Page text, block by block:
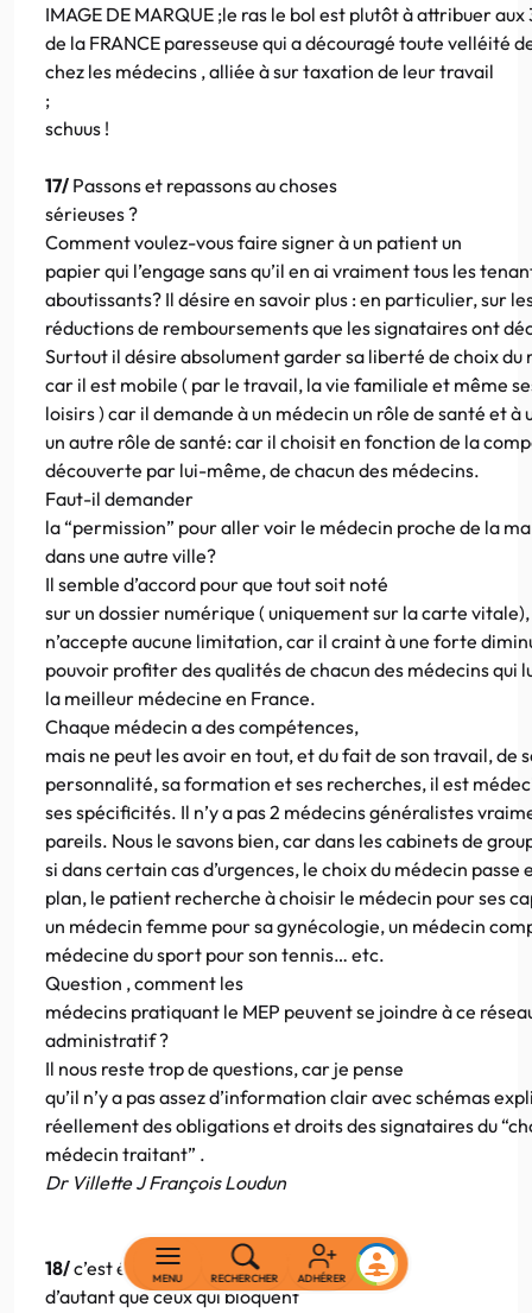
IMAGE DE MARQUE ;le ras le bol est plutôt à attribuer aux
de la FRANCE paresseuse qui a découragé toute velléité
chez les médecins , alliée à sur taxation de leur travail
;
schuus !
17/ Passons et repassons au choses
sérieuses ?
Comment voulez-vous faire signer à un patient un
papier qui l’engage sans qu’il en ai vraiment tous les
aboutissants? Il désire en savoir plus : en particulier, sur
réductions de remboursements que les signataires ont
Surtout il désire absolument garder sa liberté de choix du
car il est mobile ( par le travail, la vie familiale et même
loisirs ) car il demande à un médecin un rôle de santé et à
un autre rôle de santé: car il choisit en fonction de la
découverte par lui-même, de chacun des médecins.
Faut-il demander
la “permission” pour aller voir le médecin proche de la
dans une autre ville?
Il semble d’accord pour que tout soit noté
sur un dossier numérique ( uniquement sur la carte
n’accepte aucune limitation, car il craint à une forte
pouvoir profiter des qualités de chacun des médecins qui
la meilleur médecine en France.
Chaque médecin a des compétences,
mais ne peut les avoir en tout, et du fait de son travail, de
personnalité, sa formation et ses recherches, il est
ses spécificités. Il n’y a pas 2 médecins généralistes
pareils. Nous le savons bien, car dans les cabinets de
si dans certain cas d’urgences, le choix du médecin passe
plan, le patient recherche à choisir le médecin pour ses
un médecin femme pour sa gynécologie, un médecin
médecine du sport pour son tennis… etc.
Question , comment les
médecins pratiquant le MEP peuvent se joindre à ce
administratif ?
Il nous reste trop de questions, car je pense
qu’il n’y a pas assez d’information clair avec schémas
réellement des obligations et droits des signataires du
médecin traitant” .
Dr Villette J François Loudun
18/c’est évident
d’autant que ceux qui bloquent
MENU RECHERCHER ADHÉRER